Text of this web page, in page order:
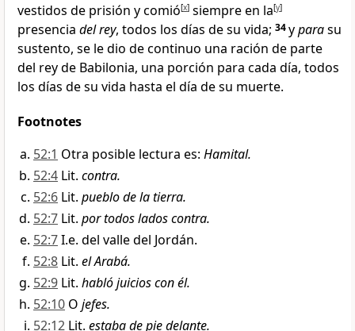
vestidos de prisión y comió[x] siempre en la[y]
presencia del rey, todos los días de su vida; 34yparasu
sustento, se le dio de continuo una ración de parte
del rey de Babilonia, una porción para cada día, todos
los días de su vida hasta el día de su muerte.
Footnotes
52:1 Otra posible lectura es: Hamital.
52:4 Lit. contra.
52:6 Lit. pueblo de la tierra.
52:7 Lit. por todos lados contra.
52:7I.e. del valle del Jordán.
52:8 Lit. el Arabá.
52:9 Lit. habló juicios con él.
52:10 O jefes.
52:12 Lit. estaba de pie delante.